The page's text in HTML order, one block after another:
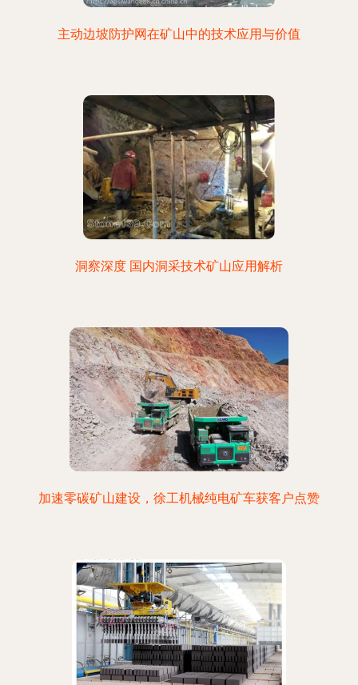
主动边坡防护网在矿山中的技术应用与价值
洞察深度 国内洞采技术矿山应用解析
加速零碳矿山建设，徐工机械纯电矿车获客户点赞